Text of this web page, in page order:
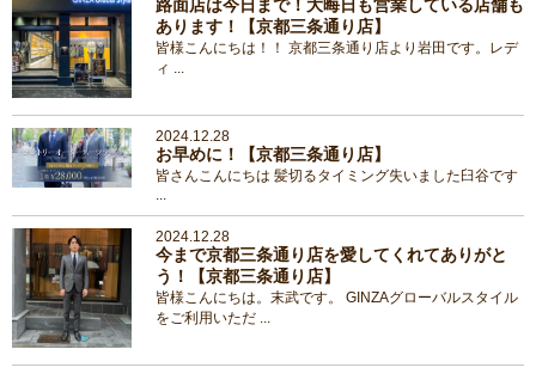
路面店は今日まで！大晦日も営業している店舗も
あります！【京都三条通り店】
皆様こんにちは！！ 京都三条通り店より岩田です。レデ
ィ ...
2024.12.28
お早めに！【京都三条通り店】
皆さんこんにちは 髪切るタイミング失いました臼谷です
...
2024.12.28
今まで京都三条通り店を愛してくれてありがと
う！【京都三条通り店】
皆様こんにちは。末武です。 GINZAグローバルスタイル
をご利用いただ ...